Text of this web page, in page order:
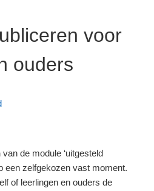
voor
ouders
de module ‘uitgesteld
een zelfgekozen vast moment.
of leerlingen en ouders de